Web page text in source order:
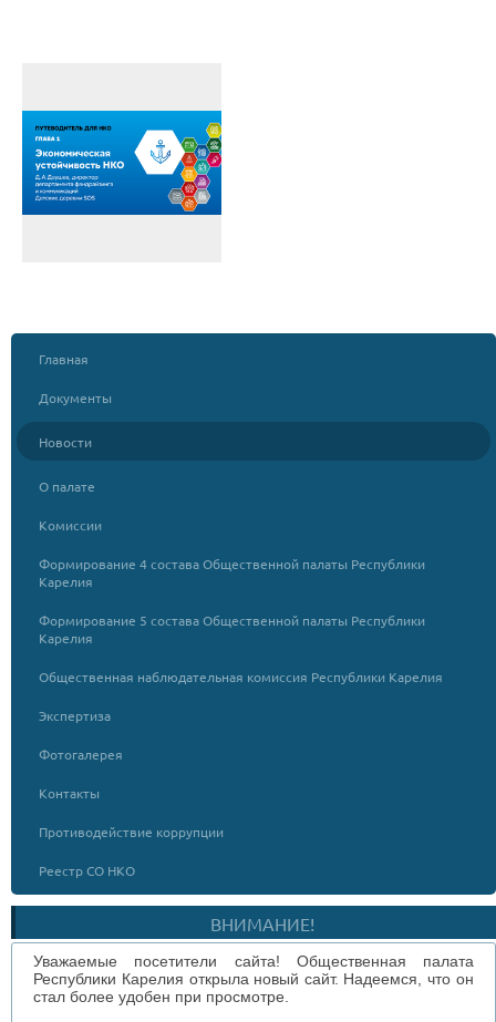
Главная
Документы
Новости
О палате
Комиссии
Формирование 4 состава Общественной палаты Республики
Карелия
Формирование 5 состава Общественной палаты Республики
Карелия
Общественная наблюдательная комиссия Республики Карелия
Экспертиза
Фотогалерея
Контакты
Противодействие коррупции
Реестр СО НКО
ВНИМАНИЕ!
Уважаемые посетители сайта! Общественная палата
Республики Карелия открыла новый сайт. Надеемся, что он
стал более удобен при просмотре.